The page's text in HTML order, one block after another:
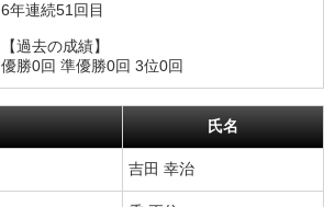
6年連続51回目
【過去の成績】
優勝0回 準優勝0回 3位0回
氏名
吉田 幸治